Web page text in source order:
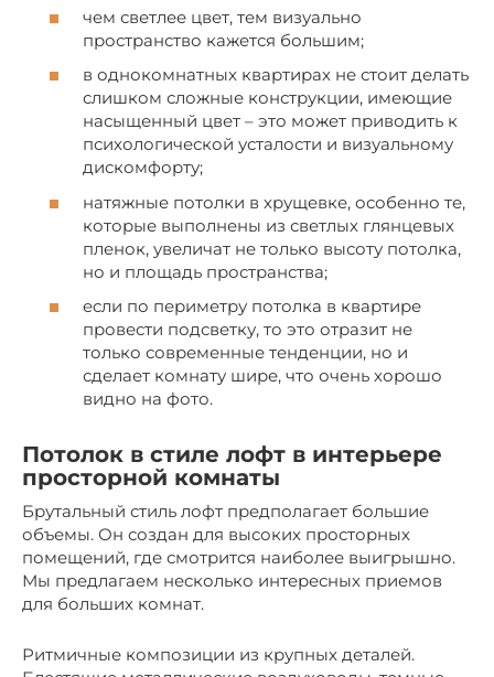
чем светлее цвет, тем визуально
пространство кажется большим;
в однокомнатных квартирах не стоит делать
слишком сложные конструкции, имеющие
насыщенный цвет – это может приводить к
психологической усталости и визуальному
дискомфорту;
натяжные потолки в хрущевке, особенно те,
которые выполнены из светлых глянцевых
пленок, увеличат не только высоту потолка,
но и площадь пространства;
если по периметру потолка в квартире
провести подсветку, то это отразит не
только современные тенденции, но и
сделает комнату шире, что очень хорошо
видно на фото.
Потолок в стиле лофт в интерьере
просторной комнаты
Брутальный стиль лофт предполагает большие
объемы. Он создан для высоких просторных
помещений, где смотрится наиболее выигрышно.
Мы предлагаем несколько интересных приемов
для больших комнат.
Ритмичные композиции из крупных деталей.